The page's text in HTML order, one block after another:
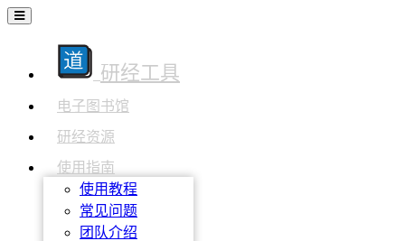
研经工具
电子图书馆
研经资源
使用指南
使用教程
常见问题
团队介绍